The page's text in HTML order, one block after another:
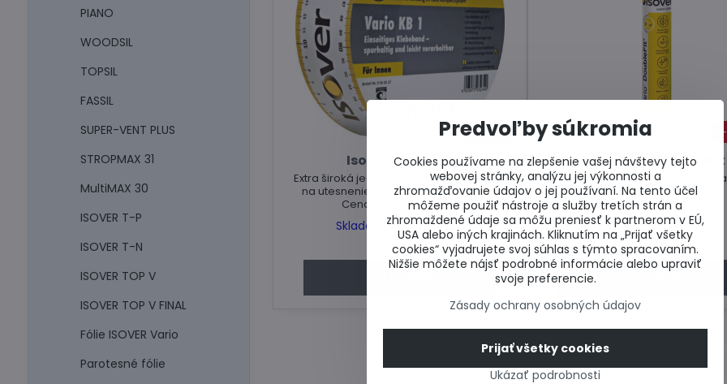
25%
Isover Vario KB1
Extra široká jednostranná lepiaca páska
na utesnenie spojov klíma membrán.
Cena za balenie 40m.
Skladom u dodávateľa
35,24 €
Isover Vario DoubleFit
Tesniaci tmel pre vzduchotesné
. Cena za balenie 310 ml.
Skladom u dodávateľa
10,42 €
PIANO
WOODSIL
TOPSIL
FASSIL
SUPER-VENT PLUS
STROPMAX 31
MultiMAX 30
ISOVER T-P
ISOVER T-N
ISOVER TOP V
ISOVER TOP V FINAL
Fólie ISOVER Vario
Parotesné fólie
Predvoľby súkromia
Cookies používame na zlepšenie vašej návštevy tejto
webovej stránky, analýzu jej výkonnosti a
zhromažďovanie údajov o jej používaní. Na tento účel
môžeme použiť nástroje a služby tretích strán a
zhromaždené údaje sa môžu preniesť k partnerom v EÚ,
USA alebo iných krajinách. Kliknutím na „Prijať všetky
cookies“ vyjadrujete svoj súhlas s týmto spracovaním.
Nižšie môžete nájsť podrobné informácie alebo upraviť
svoje preferencie.
Zásady ochrany osobných údajov
Ukázať podrobnosti
Prijať všetky cookies